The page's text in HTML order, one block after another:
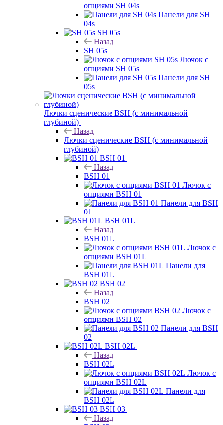
опциями SH 04s
Панели для SH
04s
SH 05s
Назад
SH 05s
Лючок с
опциями SH 05s
Панели для SH
05s
Лючки сценические BSH (с минимальной
глубиной)
Назад
Лючки сценические BSH (с минимальной
глубиной)
BSH 01
Назад
BSH 01
Лючок с
опциями BSH 01
Панели для BSH
01
BSH 01L
Назад
BSH 01L
Лючок с
опциями BSH 01L
Панели для
BSH 01L
BSH 02
Назад
BSH 02
Лючок с
опциями BSH 02
Панели для BSH
02
BSH 02L
Назад
BSH 02L
Лючок с
опциями BSH 02L
Панели для
BSH 02L
BSH 03
Назад